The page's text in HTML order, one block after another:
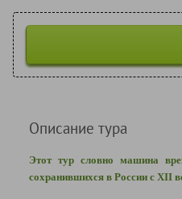
Описание тура
Этот тур словно машина
сохранившихся в России с XII